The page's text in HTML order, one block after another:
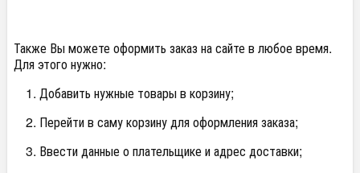
Также Вы можете оформить заказ на сайте в любое время.
Для этого нужно:
Добавить нужные товары в корзину;
Перейти в саму корзину для оформления заказа;
Ввести данные о плательщике и адрес доставки;